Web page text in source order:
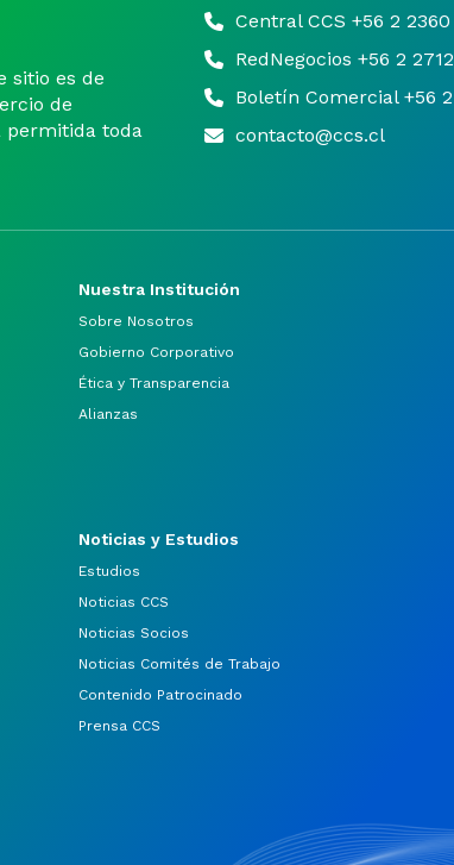
sitio es de
de
permitida toda
Central CCS +56 2
RedNegocios +56 2
Boletín Comercial +56
contacto@ccs.cl
Nuestra Institución
Sobre Nosotros
Gobierno Corporativo
Ética y Transparencia
Alianzas
Noticias y Estudios
Estudios
Noticias CCS
Noticias Socios
Noticias Comités de Trabajo
Contenido Patrocinado
Prensa CCS